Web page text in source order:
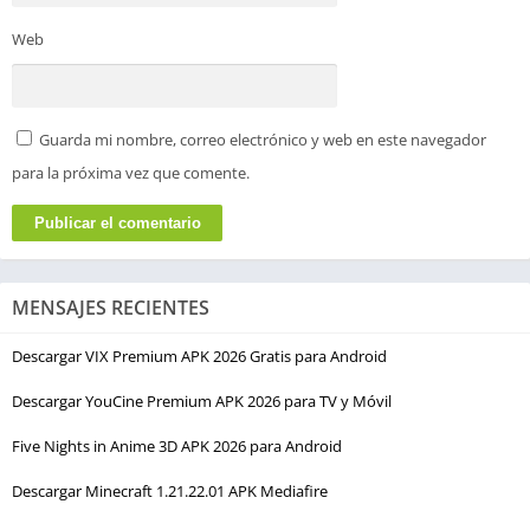
Web
Guarda mi nombre, correo electrónico y web en este navegador
para la próxima vez que comente.
MENSAJES RECIENTES
Descargar VIX Premium APK 2026 Gratis para Android
Descargar YouCine Premium APK 2026 para TV y Móvil
Five Nights in Anime 3D APK 2026 para Android
Descargar Minecraft 1.21.22.01 APK Mediafire